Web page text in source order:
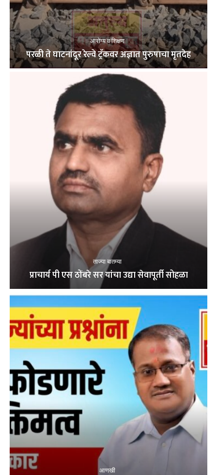
आरोग्य व शिक्षण
परळी ते घाटनांदूर रेल्वे ट्रॅकवर अज्ञात पुरुषाचा मृतदेह
ताज्या बातम्या
प्राचार्य पी एस ठोंबरे सर यांचा उद्या सेवापूर्ती सोहळा
आणखी